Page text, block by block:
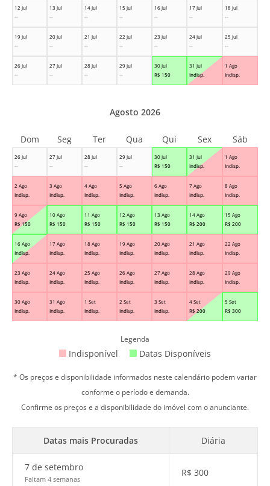
12 Jul
--
13 Jul
--
14 Jul
--
15 Jul
--
16 Jul
--
17 Jul
--
18 Jul
--
19 Jul
--
20 Jul
--
21 Jul
--
22 Jul
--
23 Jul
--
24 Jul
--
25 Jul
--
26 Jul
--
27 Jul
--
28 Jul
--
29 Jul
--
30 Jul
R$ 150
31 Jul
Indisp.
1 Ago
Indisp.
26 Jul
--
27 Jul
--
28 Jul
--
29 Jul
--
30 Jul
R$ 150
31 Jul
Indisp.
1 Ago
Indisp.
2 Ago
Indisp.
3 Ago
Indisp.
4 Ago
Indisp.
5 Ago
Indisp.
6 Ago
Indisp.
7 Ago
Indisp.
8 Ago
Indisp.
9 Ago
R$ 150
10 Ago
R$ 150
11 Ago
R$ 150
12 Ago
R$ 150
13 Ago
R$ 150
14 Ago
R$ 200
15 Ago
R$ 200
16 Ago
Indisp.
17 Ago
Indisp.
18 Ago
Indisp.
19 Ago
Indisp.
20 Ago
Indisp.
21 Ago
Indisp.
22 Ago
Indisp.
23 Ago
Indisp.
24 Ago
Indisp.
25 Ago
Indisp.
26 Ago
Indisp.
27 Ago
Indisp.
28 Ago
Indisp.
29 Ago
Indisp.
30 Ago
Indisp.
31 Ago
Indisp.
1 Set
Indisp.
2 Set
Indisp.
3 Set
Indisp.
4 Set
R$ 200
5 Set
R$ 300
Agosto 2026
Dom Seg Ter Qua Qui Sex Sáb
Legenda
Indisponível Datas Disponíveis
* Os preços e disponibilidade informados neste calendário podem variar
conforme o período e demanda.
Confirme os preços e a disponibilidade do imóvel com o anunciante.
Datas mais Procuradas Diária
7 de setembro
Faltam 4 semanas
R$ 300